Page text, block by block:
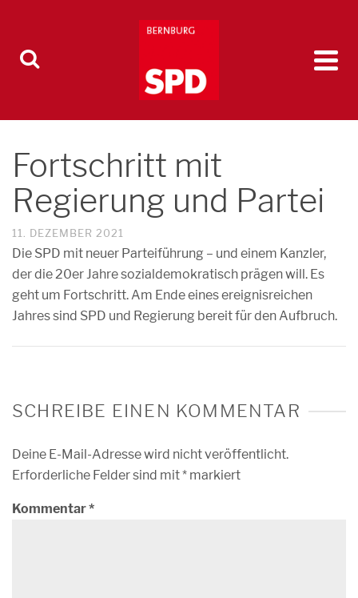
Fortschritt mit
Regierung und Partei
11. DEZEMBER 2021
Die SPD mit neuer Parteiführung – und einem Kanzler,
der die 20er Jahre sozialdemokratisch prägen will. Es
geht um Fortschritt. Am Ende eines ereignisreichen
Jahres sind SPD und Regierung bereit für den Aufbruch.
SCHREIBE EINEN KOMMENTAR
Deine E-Mail-Adresse wird nicht veröffentlicht.
Erforderliche Felder sind mit* markiert
Kommentar*